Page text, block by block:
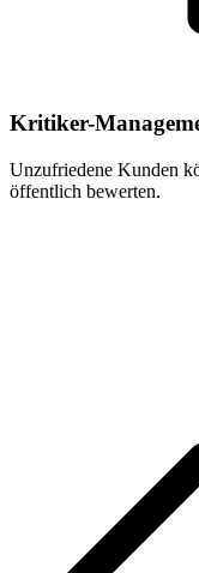
Kritiker-
Unzufriedene Kunden
öffentlich bewerten.